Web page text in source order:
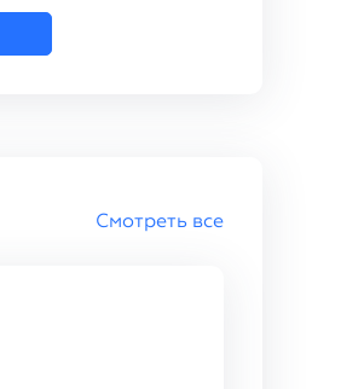
Смотреть все